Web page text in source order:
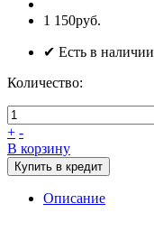
1 150руб.
✔ Есть в наличии
Количество:
+ -
В корзину
Купить в кредит
Описание